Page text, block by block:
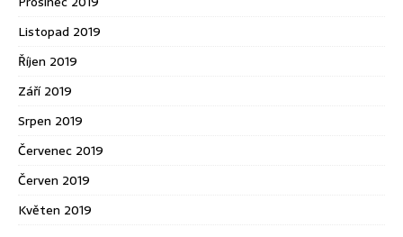
Listopad 2019
Říjen 2019
Září 2019
Srpen 2019
Červenec 2019
Červen 2019
Květen 2019